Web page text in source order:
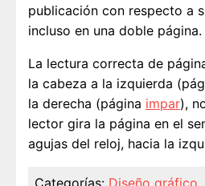
publicación con respecto a
incluso en una doble página.
La lectura correcta de
la cabeza a la izquierda
la derecha (página impar),
lector gira la página en el
agujas del reloj, hacia la